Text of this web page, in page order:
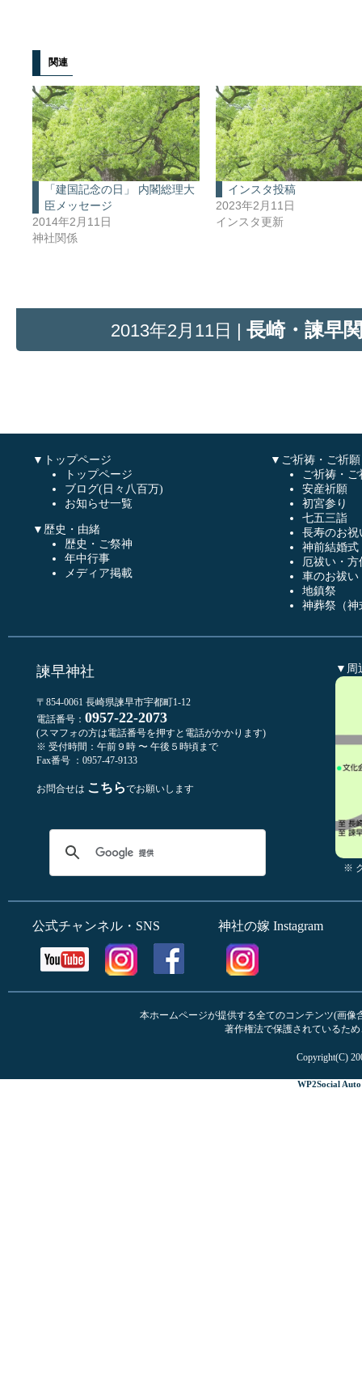
関連
「建国記念の日」 内閣総理大
臣メッセージ
2014年2月11日
神社関係
インスタ投稿
2023年2月11日
インスタ更新
2013年2月11日 | 長崎・諫早
▼トップページ
トップページ
ブログ(日々八百万)
お知らせ一覧
▼歴史・由緒
歴史・ご祭神
年中行事
メディア掲載
▼ご祈祷・ご祈願
ご祈祷・ご
安産祈願
初宮参り
七五三詣
長寿のお祝
神前結婚式
厄祓い・方
車のお祓い
地鎮祭
神葬祭（神
諫早神社
〒854-0061 長崎県諫早市宇都町1-12
電話番号： 0957-22-2073
(スマフォの方は電話番号を押すと電話がかかります)
※ 受付時間：午前９時 〜 午後５時頃まで
Fax番号 ：0957-47-9133
お問合せは こちらでお願いします
▼周
※
公式チャンネル・SNS 神社の嫁 Instagram
本ホームページが提供する全てのコンテンツ(画
著作権法で保護されているた
Copyright(C)
WP2Social